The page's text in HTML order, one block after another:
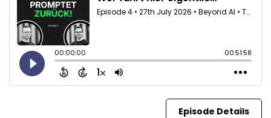
Episode Details